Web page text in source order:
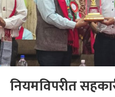
नियमविपरीत